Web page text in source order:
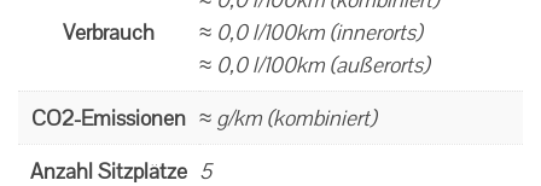
Verbrauch
≈ 0,0 l/100km (innerorts)
≈ 0,0 l/100km (außerorts)
CO2-Emissionen ≈ g/km (kombiniert)
Anzahl Sitzplätze 5